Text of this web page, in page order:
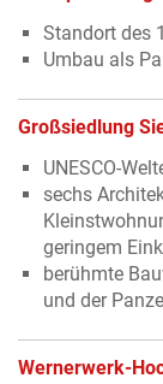
Standort des
Umbau als
Großsiedlung
UNESCO-
sechs
geringem
berühmte
und der
Wernerwerk-